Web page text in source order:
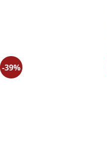
-39%